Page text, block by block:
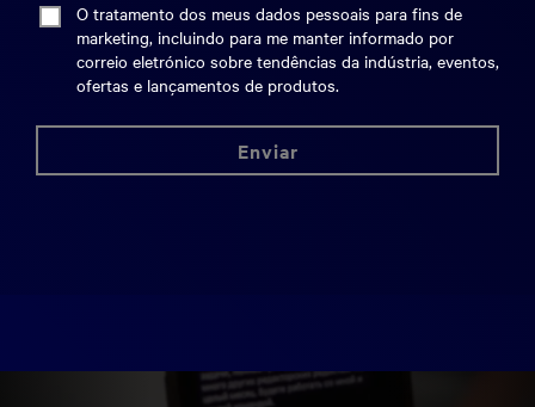
O tratamento dos meus dados pessoais para fins de
marketing, incluindo para me manter informado por
correio eletrónico sobre tendências da indústria, eventos,
ofertas e lançamentos de produtos.
enviar